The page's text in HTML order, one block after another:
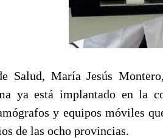
Salud, María Jesús
ya está implantado en la
y equipos móviles
de las ocho provincias.